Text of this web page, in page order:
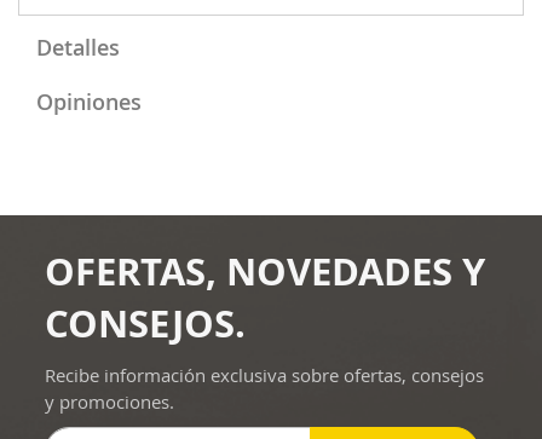
Detalles
Opiniones
OFERTAS, NOVEDADES Y
CONSEJOS.
Recibe información exclusiva sobre ofertas, consejos
y promociones.